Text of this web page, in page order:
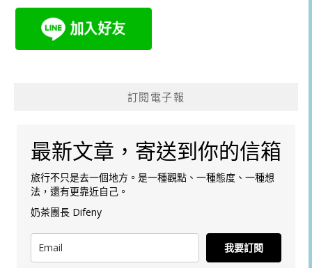
訂閱電子報
最新文章，寄送到你的信箱
旅行不只是去一個地方。是一種觀點、一種態度、一種想
法，還有更靠近自己。
奶茶團長 Difeny
我要訂閱